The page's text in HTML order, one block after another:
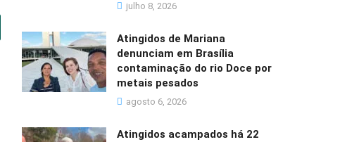
julho 8, 2026
Atingidos de Mariana
denunciam em Brasília
contaminação do rio Doce por
metais pesados
agosto 6, 2026
Atingidos acampados há 22